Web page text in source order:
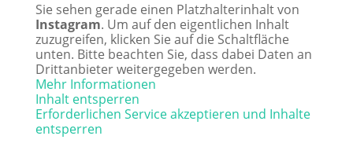
Sie sehen gerade einen Platzhalterinhalt von
Instagram. Um auf den eigentlichen Inhalt
zuzugreifen, klicken Sie auf die Schaltfläche
unten. Bitte beachten Sie, dass dabei Daten an
Drittanbieter weitergegeben werden.
Mehr Informationen
Inhalt entsperren
Erforderlichen Service akzeptieren und Inhalte
entsperren